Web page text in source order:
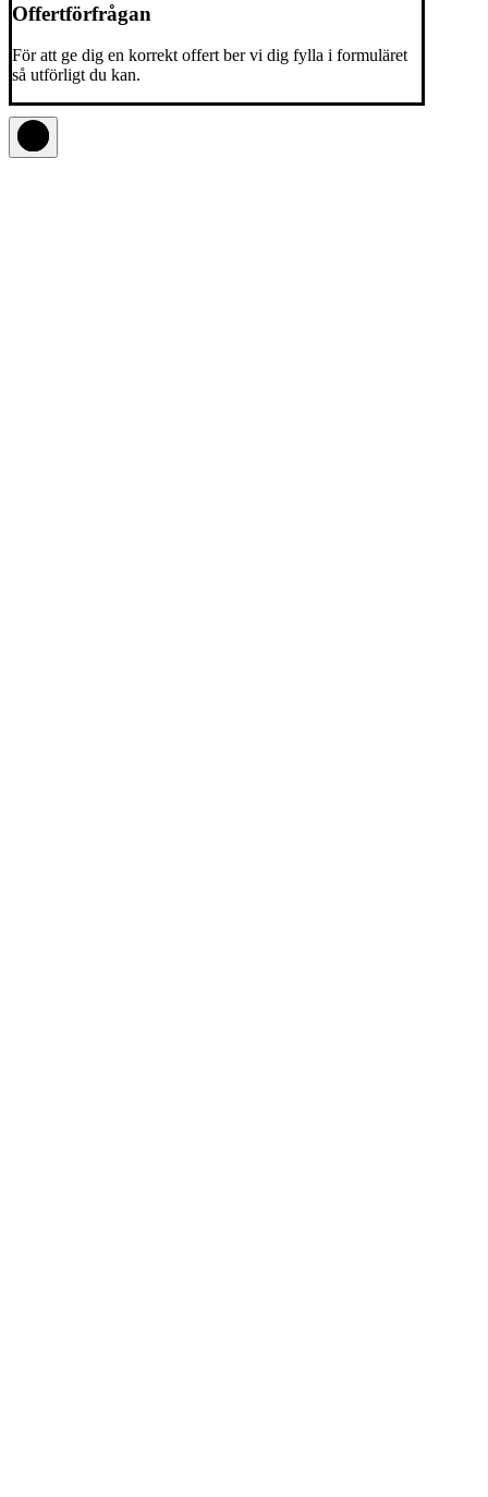
Offertförfrågan
För att ge dig en korrekt offert ber vi dig fylla i formuläret
så utförligt du kan.